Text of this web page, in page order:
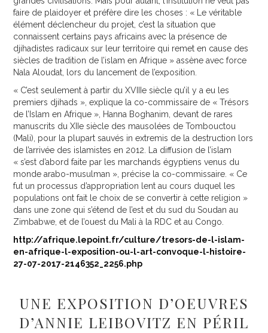
faire de plaidoyer et préfère dire les choses : « Le véritable
élément déclencheur du projet, c’est la situation que
connaissent certains pays africains avec la présence de
djihadistes radicaux sur leur territoire qui remet en cause des
siècles de tradition de l’islam en Afrique » assène avec force
Nala Aloudat, lors du lancement de l’exposition.
« C’est seulement à partir du XVIIIe siècle qu’il y a eu les
premiers djihads », explique la co-commissaire de « Trésors
de l’Islam en Afrique », Hanna Boghanim, devant de rares
manuscrits du XIIe siècle des mausolées de Tombouctou
(Mali), pour la plupart sauvés in extremis de la destruction lors
de l’arrivée des islamistes en 2012. La diffusion de l’islam
« s’est d’abord faite par les marchands égyptiens venus du
monde arabo-musulman », précise la co-commissaire. « Ce
fut un processus d’appropriation lent au cours duquel les
populations ont fait le choix de se convertir à cette religion »
dans une zone qui s’étend de l’est et du sud du Soudan au
Zimbabwe, et de l’ouest du Mali à la RDC et au Congo.
http://afrique.lepoint.fr/culture/tresors-de-l-islam-
en-afrique-l-exposition-ou-l-art-convoque-l-histoire-
27-07-2017-2146352_2256.php
UNE EXPOSITION D’OEUVRES
D’ANNIE LEIBOVITZ EN PÉRIL